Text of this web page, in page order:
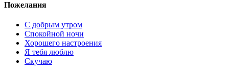
Пожелания
С добрым утром
Спокойной ночи
Хорошего настроения
Я тебя люблю
Скучаю